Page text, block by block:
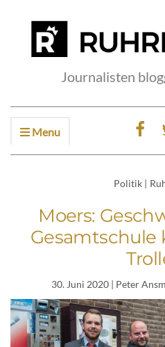
Journalisten
Menu
Politik |
Moers:
Gesamtschule
30. Juni 2020 | Peter